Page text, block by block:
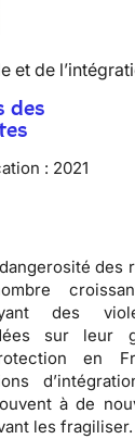
et de
des
: 2021
des
des
sur leur
en
à de
les fragiliser.